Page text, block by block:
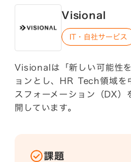
Visional
IT・自社サービス
Visionalは「新しい可能性
ョンとし、HR Tech領域を
スフォーメーション（DX
開しています。
課題